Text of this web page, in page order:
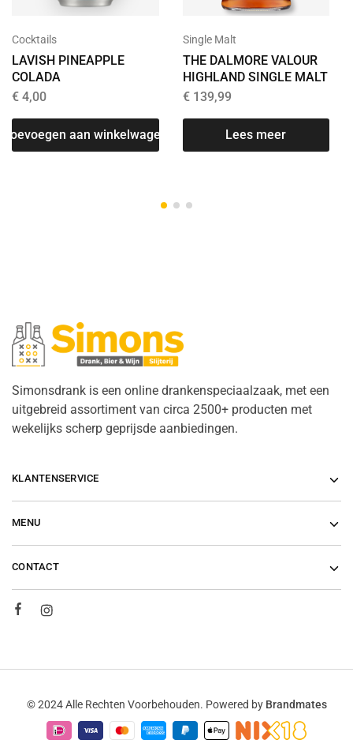
Cocktails
LAVISH PINEAPPLE
COLADA
€ 4,00
Toevoegen aan winkelwagen
Single Malt
THE DALMORE VALOUR
HIGHLAND SINGLE MALT
€139,99
Lees meer
Simonsdrank is een online drankenspeciaalzaak, met een
uitgebreid assortiment van circa 2500+ producten met
wekelijks scherp geprijsde aanbiedingen.
KLANTENSERVICE
MENU
CONTACT
© 2024 Alle Rechten Voorbehouden. Powered by Brandmates